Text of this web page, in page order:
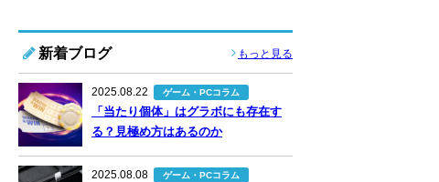
新着ブログ もっと見る
2025.08.22 ゲーム・PCコラム
「当たり個体」はグラボにも存在す
る？見極め方はあるのか
2025.08.08 ゲーム・PCコラム